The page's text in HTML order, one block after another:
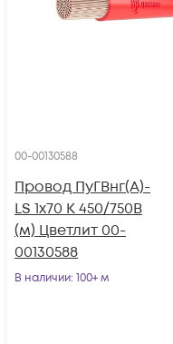
00-00130588
Провод ПуГВнг(А)-
LS 1х70 К 450/750В
(м) Цветлит 00-
00130588
В наличии: 100+ м